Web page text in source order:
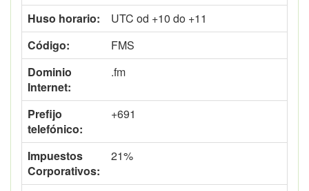
Huso horario:
UTC od +10 do +11
Código:
FMS
Dominio
Internet:
.fm
Prefijo
telefónico:
+691
Impuestos
Corporativos:
21%